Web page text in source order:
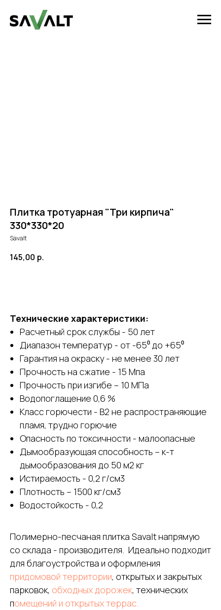
Плитка тротуарная "Три кирпича"
330*330*20
Savalt
145,00 р.
Технические характеристики:
Расчетный срок службы - 50 лет
Диапазон температур - от -65⁰ до +65⁰
Гарантия на окраску - не менее 30 лет
Прочность на сжатие - 15 Мпа
Прочность при изгибе – 10 МПа
Водопоглащение 0,6 %
Класс горючести - В2 не распространяющие
пламя, трудно горючие
Опасность по токсичности - малоопасные
Дымообразующая способность – к-т
дымообразования до 50 м2 кг
Истираемость - 0,2 г/см3
Плотность – 1500 кг/см3
Водостойкость - 0,2
Полимерно-песчаная плитка Savalt напрямую
со склада - производителя. Идеально подходит
для благоустройства и оформления
придомовой территории, открытых и закрытых
парковок, обходных дорожек, технических
помещений и открытых террас.